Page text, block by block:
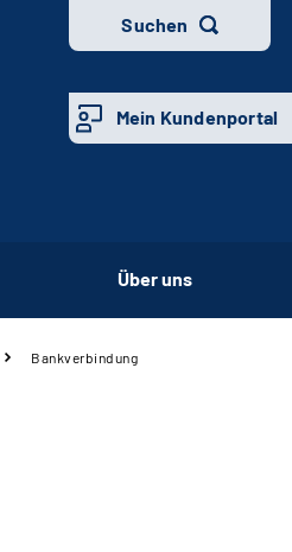
Suchen
Mein Kundenportal
Über uns
Bankverbindung